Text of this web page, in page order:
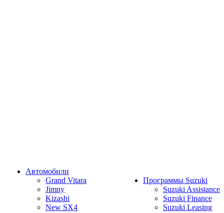
Автомобили
Grand Vitara
Jimny
Kizashi
New SX4
Программы Suzuki
Suzuki Assistance
Suzuki Finance
Suzuki Leasing